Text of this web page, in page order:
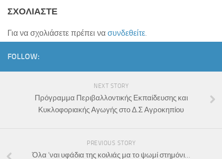
ΣΧΟΛΙΆΣΤΕ
Για να σχολιάσετε πρέπει να συνδεθείτε.
FOLLOW:
NEXT STORY
Πρόγραμμα Περιβαλλοντικής Εκπαίδευσης και
Κυκλοφοριακής Αγωγής στο Δ.Σ Αγροκηπίου
PREVIOUS STORY
Όλα ‘ναι υφάδια της κοιλιάς μα το ψωμί στημόνι…